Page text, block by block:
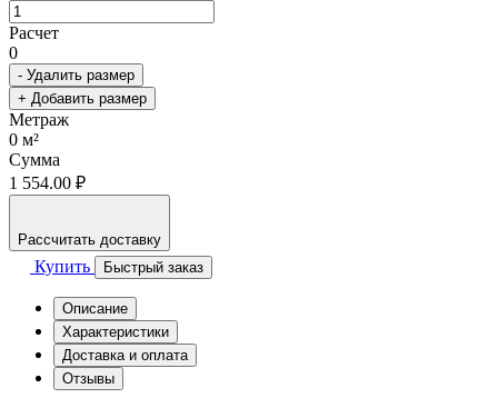
Расчет
0
- Удалить размер
+ Добавить размер
Метраж
0 м²
Сумма
1 554.00 ₽
Рассчитать доставку
Купить Быстрый заказ
Описание
Характеристики
Доставка и оплата
Отзывы